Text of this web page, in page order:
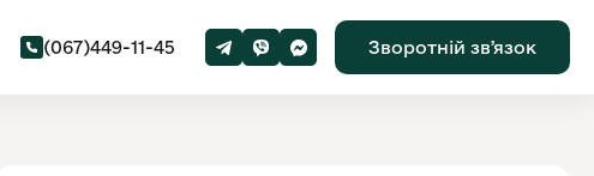
(067)449-11-45 Зворотній звʼязок